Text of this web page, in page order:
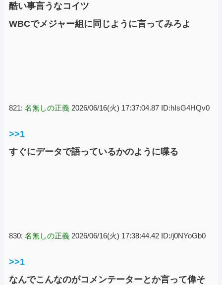
酷い事言うなコイツ
WBCでメジャー組に同じように言ってみろよ
821: 名無しの正義 2026/06/16(火) 17:37:04.87 ID:hIsG4HQv0
>>1
すぐにデータで語っているかのように喋る
830: 名無しの正義 2026/06/16(火) 17:38:44.42 ID:/j0NYoGb0
>>1
なんでこんなのがコメンテーターとか言って偉そ